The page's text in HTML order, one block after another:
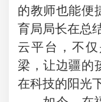
的教师也能便
育局局长在总
云平台，不
梁，让边疆的
在科技的阳光